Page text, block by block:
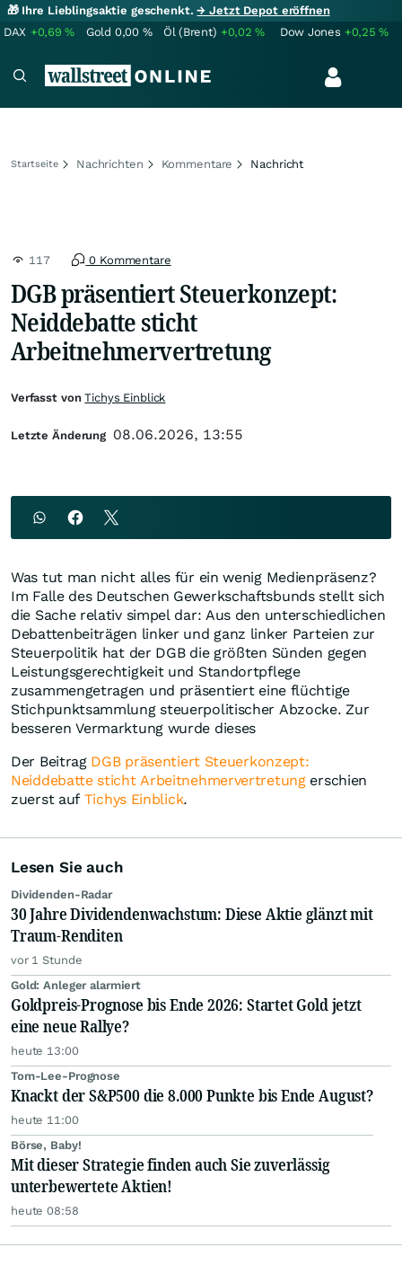
🎁 Ihre Lieblingsaktie geschenkt.→ Jetzt Depot eröffnen
DAX +0,69% Gold 0,00 % Öl (Brent) +0,02% Dow Jones +0,25%
Startseite Nachrichten Kommentare Nachricht
117 0 Kommentare
DGB präsentiert Steuerkonzept:
Neiddebatte sticht
Arbeitnehmervertretung
Was tut man nicht alles für ein wenig Medienpräsenz?
Im Falle des Deutschen Gewerkschaftsbunds stellt sich
die Sache relativ simpel dar: Aus den unterschiedlichen
Debattenbeiträgen linker und ganz linker Parteien zur
Steuerpolitik hat der DGB die größten Sünden gegen
Leistungsgerechtigkeit und Standortpflege
zusammengetragen und präsentiert eine flüchtige
Stichpunktsammlung steuerpolitischer Abzocke. Zur
besseren Vermarktung wurde dieses
Der Beitrag DGB präsentiert Steuerkonzept:
Neiddebatte sticht Arbeitnehmervertretungerschien
zuerst auf Tichys Einblick.
Lesen Sie auch
Dividenden-Radar
30 Jahre Dividendenwachstum: Diese Aktie glänzt mit
Traum-Renditen
vor 1 Stunde
Gold: Anleger alarmiert
Goldpreis-Prognose bis Ende 2026: Startet Gold jetzt
eine neue Rallye?
heute 13:00
Tom-Lee-Prognose
Knackt der S&P500 die 8.000 Punkte bis Ende August?
heute 11:00
Börse, Baby!
Mit dieser Strategie finden auch Sie zuverlässig
unterbewertete Aktien!
heute 08:58
Verfasst vonTichys Einblick
Letzte Änderung 08.06.2026, 13:55